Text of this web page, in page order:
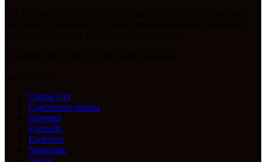
Ultima Ora
Conferenze stampa
Infortuni
Formello
Esclusive
Nazionale